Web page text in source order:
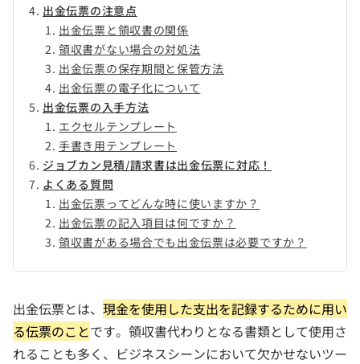
出金伝票の注意点
出金伝票と領収書の関係
領収書がない場合の対処法
出金伝票の保存期間と保管方法
出金伝票の電子化について
出金伝票の入手方法
エクセルテンプレート
手書き用テンプレート
ジョブカン見積/請求書は出金伝票に対応！
よくある質問
出金伝票ってどんな時に使いますか？
出金伝票の記入項目は何ですか？
領収書がある場合でも出金伝票は必要ですか？
出金伝票とは、 現金を使用した支出を記録するために用い
る伝票のことです。領収書代わりとなる書類として使用さ
れることも多く、ビジネスシーンにおいて欠かせないツー